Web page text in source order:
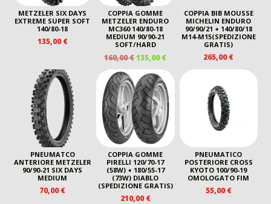
METZELER SIX DAYS
EXTREME SUPER SOFT
140/80-18
135,00€
COPPIA GOMME
METZELER ENDURO
MC360 140/80-18
MEDIUM 90/90-21
SOFT/HARD
160,00€IL
PREZZO
ORIGINALE
ERA:
160,00 €.
135,00€IL
PREZZO
ATTUALE
È:
135,00 €.
COPPIA BIB MOUSSE
MICHELIN ENDURO
90/90/21 + 140/80/18
M14-M15(SPEDIZIONE
GRATIS)
265,00€
PNEUMATCO
ANTERIORE METZELER
90/90-21 SIX DAYS
MEDIUM
70,00€
COPPIA GOMME
PIRELLI 120/70-17
(58W) + 180/55-17
(73W) DIABLO
(SPEDIZIONE GRATIS)
210,00€
PNEUMATICO
POSTERIORE CROSS
KYOTO 100/90-19
OMOLOGATO FIM
55,00€